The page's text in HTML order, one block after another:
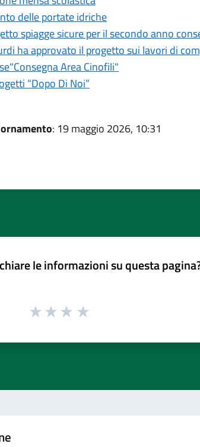
delle portate idriche
spiagge sicure per il secondo anno
ha approvato il progetto sui lavori di
Area Cinofili"
“Dopo Di Noi”
: 19 maggio 2026, 10:31
le informazioni su questa